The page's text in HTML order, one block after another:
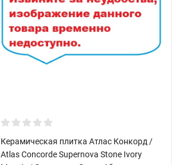
Керамическая плитка Атлас Конкорд /
Atlas Concorde Supernova Stone Ivory